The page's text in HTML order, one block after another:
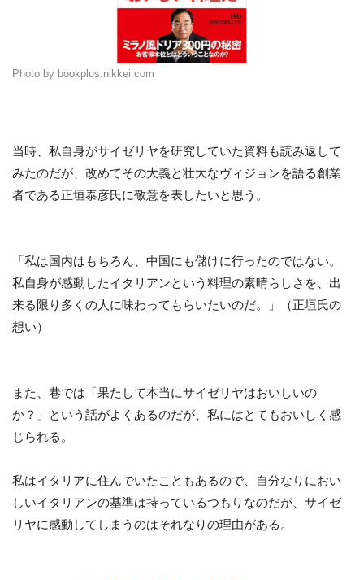
Photo by bookplus.nikkei.com
当時、私自身がサイゼリヤを研究していた資料も読み返して
みたのだが、改めてその大義と壮大なヴィジョンを語る創業
者である正垣泰彦氏に敬意を表したいと思う。
「私は国内はもちろん、中国にも儲けに行ったのではない。
私自身が感動したイタリアンという料理の素晴らしさを、出
来る限り多くの人に味わってもらいたいのだ。」（正垣氏の
想い）
また、巷では「果たして本当にサイゼリヤはおいしいの
か？」という話がよくあるのだが、私にはとてもおいしく感
じられる。
私はイタリアに住んでいたこともあるので、自分なりにおい
しいイタリアンの基準は持っているつもりなのだが、サイゼ
リヤに感動してしまうのはそれなりの理由がある。